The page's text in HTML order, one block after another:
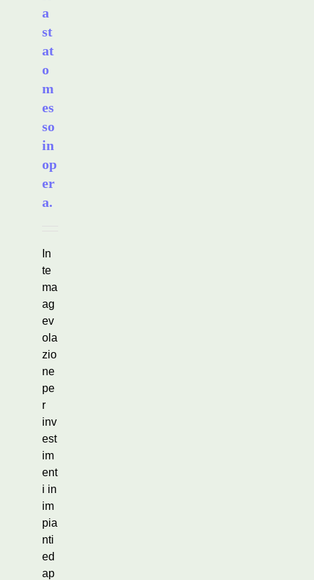
a
st
at
o
m
es
so
in
op
er
a.
In
te
ma
ag
ev
ola
zio
ne
pe
r
inv
est
im
ent
i in
im
pia
nti
ed
ap